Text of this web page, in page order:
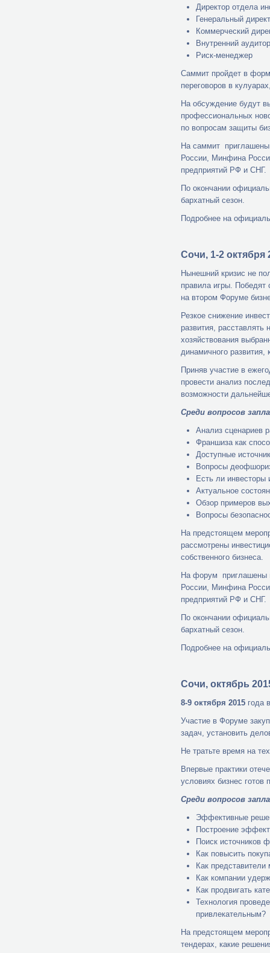
Директор отдела
Генеральный
Коммерческий
Внутренний аудитор
Риск-менеджер
Саммит пройдет в
переговоров в
На обсуждение будут
профессиональных
по вопросам защиты
На саммит
России, Минфина
предприятий РФ и СНГ.
По окончании
бархатный сезон.
Подробнее на
Сочи, 1-2 октября
Нынешний кризис не
правила игры.
на втором Форуме
Резкое снижение
развития,
хозяйствования
динамичного развития,
Приняв участие в
провести анализ
возможности
Среди вопросов
Анализ сценариев
Франшиза как
Доступные
Вопросы
Есть ли инвесторы
Актуальное
Обзор примеров
Вопросы
На предстоящем
рассмотрены
собственного бизнеса.
На форум приглашены
России, Минфина
предприятий РФ и СНГ.
По окончании
бархатный сезон.
Подробнее на
Сочи, октябрь
8-9 октября 2015 года
Участие в Форуме
задач, установить
Не тратьте время на
Впервые практики
условиях бизнес готов
Среди вопросов
Эффективные
Построение
Поиск источников
Как повысить
Как
Как компании
Как продвигать
Технология
привлекательным?
На предстоящем
тендерах, какие